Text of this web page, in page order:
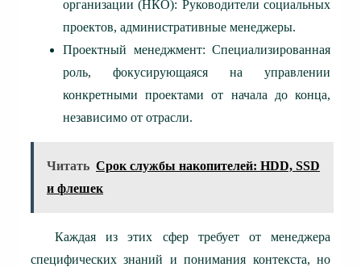
организации (НКО): Руководители социальных
проектов, административные менеджеры.
Проектный менеджмент: Специализированная
роль, фокусирующаяся на управлении
конкретными проектами от начала до конца,
независимо от отрасли.
Читать Срок службы накопителей: HDD, SSD
и флешек
Каждая из этих сфер требует от менеджера
специфических знаний и понимания контекста, но